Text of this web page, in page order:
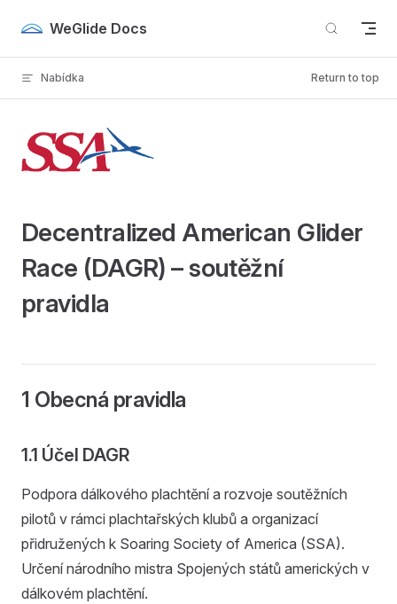
Skip to content
WeGlide Docs
Nabídka Return to top
Decentralized American Glider
Race (DAGR) – soutěžní
pravidla
1 Obecná pravidla
1.1 Účel DAGR
Podpora dálkového plachtění a rozvoje soutěžních
pilotů v rámci plachtařských klubů a organizací
přidružených k Soaring Society of America (SSA).
Určení národního mistra Spojených států amerických v
dálkovém plachtění.